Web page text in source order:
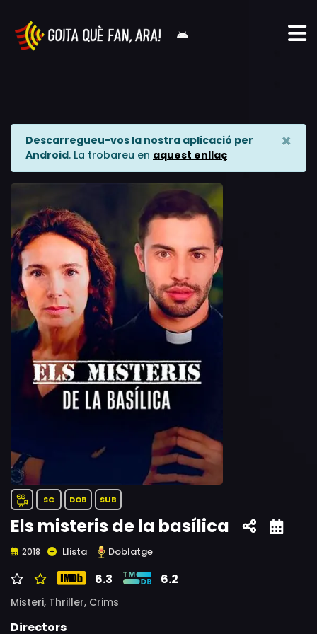
Descarregueu-vos la nostra aplicació per
Android. La trobareu en aquest enllaç
×
SC DOB SUB
Els misteris de la basílica
2018 Llista Doblatge
6.3 6.2
Misteri, Thriller, Crims
Directors